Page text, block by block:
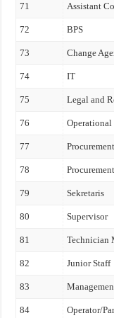
71 Assistant
72 BPS
73 Change
74 IT
75 Legal and
76
77 Procurement
78 Procurement
79 Sekretaris
80 Supervisor
81 Technician
82 Junior Staff
83
84 Operator/